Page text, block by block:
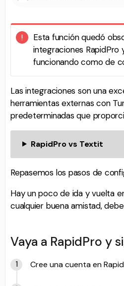
Esta función quedó
integraciones RapidPro
funcionando como de
Las integraciones son una
herramientas externas con
predeterminadas que
RapidPro vs Textit
Repasemos los pasos de
Hay un poco de ida y vuelta
cualquier buena amistad,
Vaya a RapidPro y
Cree una cuenta en